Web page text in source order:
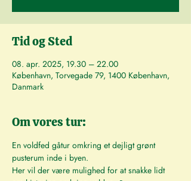
Tid og Sted
08. apr. 2025, 19.30 – 22.00
København, Torvegade 79, 1400 København,
Danmark
Om vores tur:
En voldfed gåtur omkring et dejligt grønt
pusterum inde i byen.
Her vil der være mulighed for at snakke lidt